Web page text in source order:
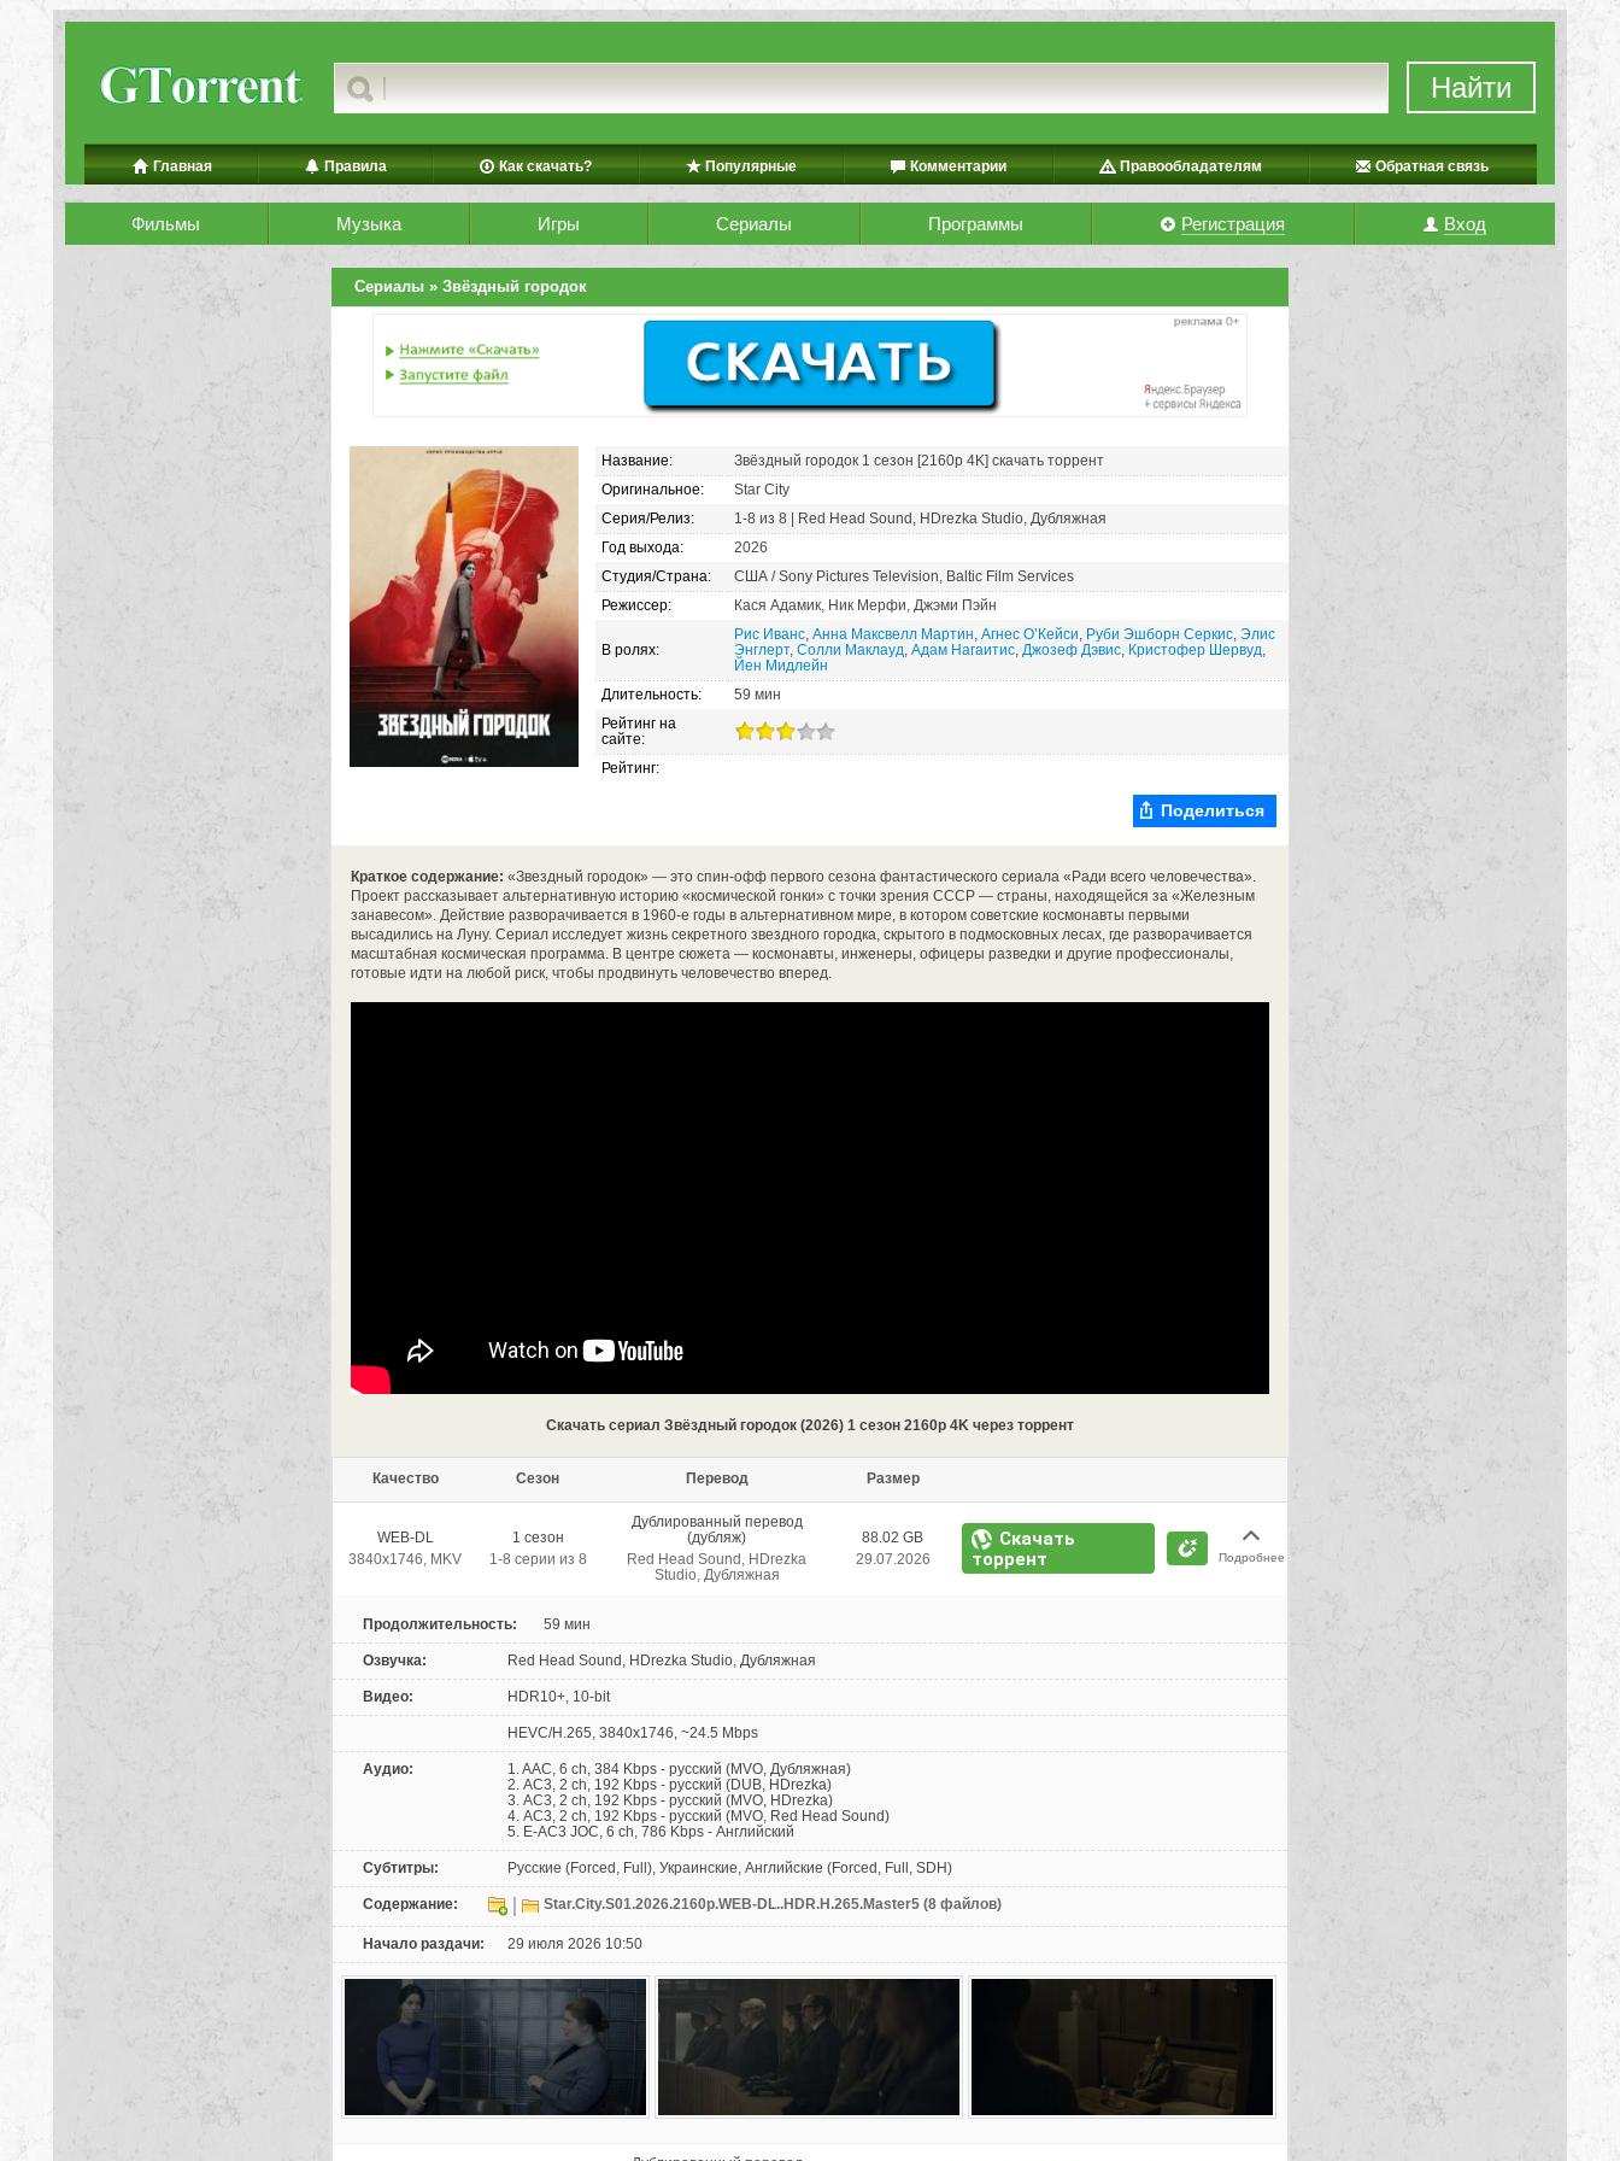
Найти
Главная Правила Как скачать? Популярные Комментарии Правообладателям Обратная связь
Фильмы Музыка Игры Сериалы Программы Регистрация Вход
Сериалы » Звёздный городок
Название:
Звёздный городок 1 сезон [2160p 4K] скачать торрент
Оригинальное:
Star City
Серия/Релиз:
1-8 из 8 | Red Head Sound, HDrezka Studio, Дубляжная
Год выхода:
2026
Студия/Страна:
США / Sony Pictures Television, Baltic Film Services
Режиссер:
Кася Адамик, Ник Мерфи, Джэми Пэйн
В ролях:
Рис Иванс, Анна Максвелл Мартин, Агнес О’Кейси, Руби Эшборн Серкис, Элис
Энглерт, Солли Маклауд, Адам Нагаитис, Джозеф Дэвис, Кристофер Шервуд,
Йен Мидлейн
Длительность:
59 мин
Рейтинг на
сайте:
Рейтинг:
Поделиться
Краткое содержание: «Звездный городок» — это спин-офф первого сезона фантастического сериала «Ради всего человечества».
Проект рассказывает альтернативную историю «космической гонки» с точки зрения СССР — страны, находящейся за «Железным
занавесом». Действие разворачивается в 1960-е годы в альтернативном мире, в котором советские космонавты первыми
высадились на Луну. Сериал исследует жизнь секретного звездного городка, скрытого в подмосковных лесах, где разворачивается
масштабная космическая программа. В центре сюжета — космонавты, инженеры, офицеры разведки и другие профессионалы,
готовые идти на любой риск, чтобы продвинуть человечество вперед.
Скачать сериал Звёздный городок (2026) 1 сезон 2160p 4K через торрент
Качество Сезон Перевод Размер
WEB-DL
3840x1746, MKV
1 сезон
1-8 серии из 8
Дублированный перевод
(дубляж)
Red Head Sound, HDrezka
Studio, Дубляжная
88.02 GB
29.07.2026
Скачать
торрент
Подробнее
Продолжительность: 59 мин
Озвучка: Red Head Sound, HDrezka Studio, Дубляжная
Видео: HDR10+, 10-bit
НЕVC/H.265, 3840x1746, ~24.5 Мbps
Аудио:
1. AАС, 6 ch, 384 Kbps - русский (MVO, Дубляжная)
2. AС3, 2 ch, 192 Kbps - русский (DUB, HDrezka)
3. AС3, 2 ch, 192 Kbps - русский (MVO, HDrezka)
4. AС3, 2 ch, 192 Kbps - русский (MVO, Red Head Sound)
5. E-AC3 JOC, 6 ch, 786 Kbps - Английский
Субтитры: Русские (Forced, Full), Украинские, Английские (Forced, Full, SDH)
Содержание: Star.City.S01.2026.2160p.WEB-DL..HDR.H.265.Master5 (8 файлов)
Начало раздачи: 29 июля 2026 10:50